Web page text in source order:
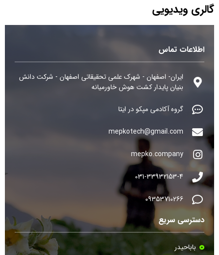
گالری ویدیویی
اطلاعات تماس
ایران- اصفهان - شهرک علمی تحقیقاتی اصفهان - شرکت دانش
بنیان پایدار کشت هوش خاورمیانه
گروه آکادمی مپکو در ایتا
mepkotech@gmail.com
mepko.company
031-33932153-4
09353710266
دسترسی سریع
باباحیدر